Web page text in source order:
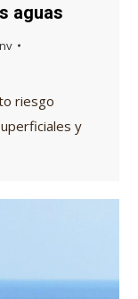
aguas
riesgo
y